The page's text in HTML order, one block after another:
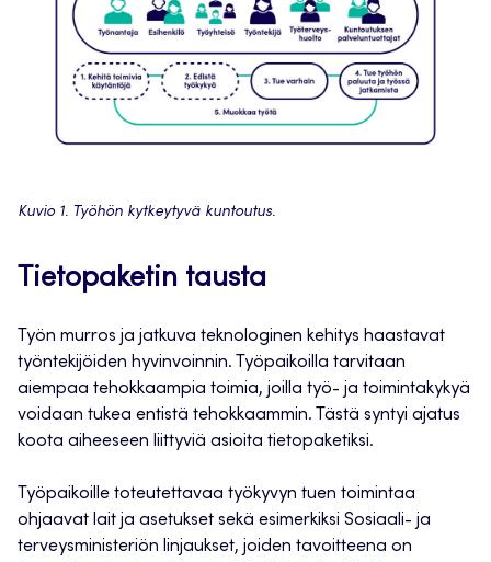
Kuvio 1. Työhön kytkeytyvä kuntoutus.
Tietopaketin tausta
Työn murros ja jatkuva teknologinen kehitys haastavat
työntekijöiden hyvinvoinnin. Työpaikoilla tarvitaan
aiempaa tehokkaampia toimia, joilla työ- ja toimintakykyä
voidaan tukea entistä tehokkaammin. Tästä syntyi ajatus
koota aiheeseen liittyviä asioita tietopaketiksi.
Työpaikoille toteutettavaa työkyvyn tuen toimintaa
ohjaavat lait ja asetukset sekä esimerkiksi Sosiaali- ja
terveysministeriön linjaukset, joiden tavoitteena on